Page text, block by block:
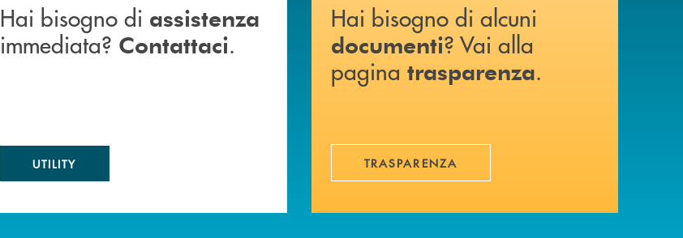
Hai bisogno di assistenza
immediata? Contattaci.
UTILITY
Hai bisogno di alcuni
documenti? Vai alla
pagina trasparenza.
TRASPARENZA